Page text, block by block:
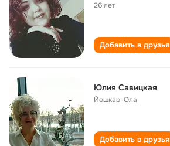
26 лет
Добавить в друзья
Юлия Савицкая
Йошкар-Ола
Добавить в друзья